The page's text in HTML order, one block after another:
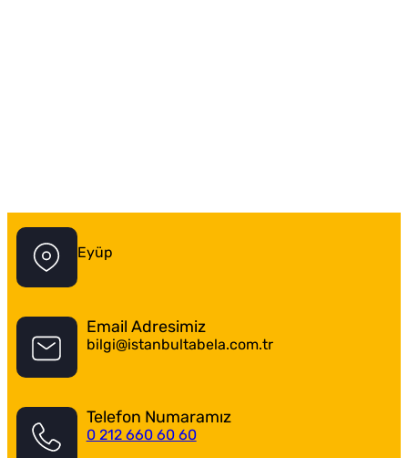
Eyüp
Email Adresimiz
bilgi@istanbultabela.com.tr
Telefon Numaramız
0 212 660 60 60